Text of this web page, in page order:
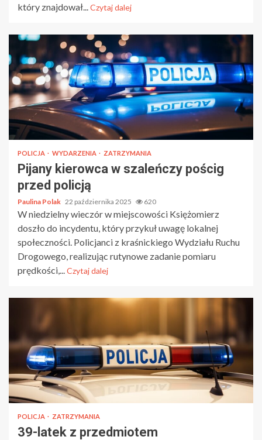
który znajdował...Czytaj dalej
POLICJA WYDARZENIA ZATRZYMANIA
Pijany kierowca w szaleńczy pościg
przed policją
Paulina Polak 22 października 2025 620
W niedzielny wieczór w miejscowości Księżomierz
doszło do incydentu, który przykuł uwagę lokalnej
społeczności. Policjanci z kraśnickiego Wydziału Ruchu
Drogowego, realizując rutynowe zadanie pomiaru
prędkości,...Czytaj dalej
POLICJA ZATRZYMANIA
39-latek z przedmiotem